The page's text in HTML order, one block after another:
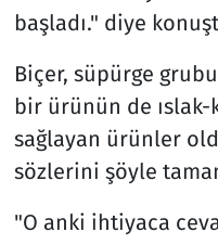
başladı." diye
Biçer, süpürge
bir ürünün de ıslak-
sağlayan ürünler
sözlerini şöyle
"O anki ihtiyaca